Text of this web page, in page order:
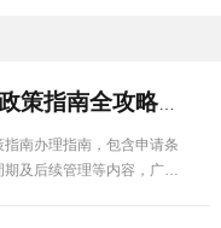
广州商标注册政策指南全攻略，建议收藏
南办理指南，包含申请条
及后续管理等内容，广州